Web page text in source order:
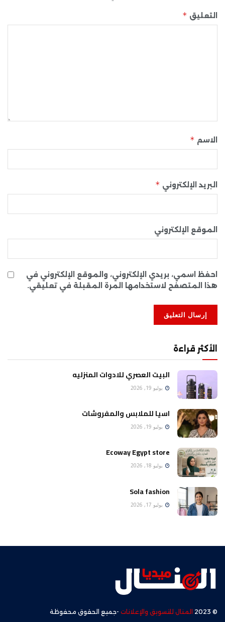
التعليق *
الاسم *
البريد الإلكتروني *
الموقع الإلكتروني
احفظ اسمي، بريدي الإلكتروني، والموقع الإلكتروني في
هذا المتصفح لاستخدامها المرة المقبلة في تعليقي.
الأكثر قراءة
البيت العصري للادوات المنزليه
يوليو 19, 2026
اسيا للملابس والمفروشات
يوليو 19, 2026
Ecoway Egypt store
يوليو 18, 2026
Sola fashion
يوليو 17, 2026
© 2023 المنال للتسويق والإعلانات -جميع الحقوق محفوظة